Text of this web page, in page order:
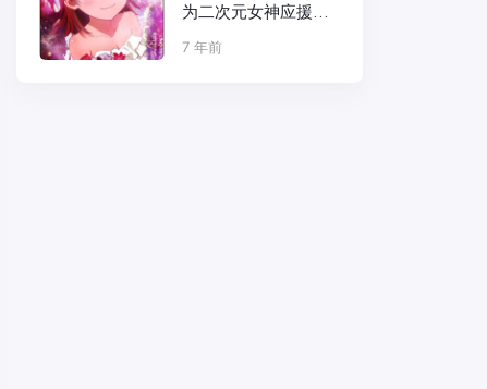
为二次元女神应援竟
送软妹币？
7 年前